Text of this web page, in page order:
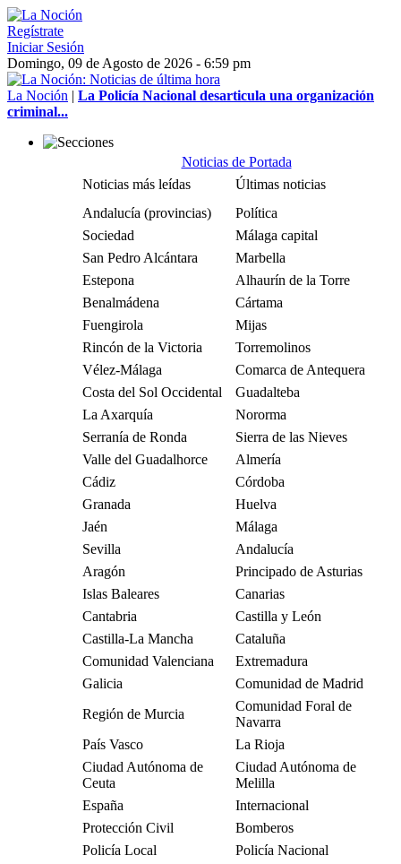
Regístrate
Iniciar Sesión
Domingo, 09 de Agosto de 2026 - 6:59 pm
La Noción | La Policía Nacional desarticula una organización
criminal...
Noticias de Portada
Noticias más leídas
Últimas noticias
Andalucía (provincias)
Política
Sociedad
Málaga capital
San Pedro Alcántara
Marbella
Estepona
Alhaurín de la Torre
Benalmádena
Cártama
Fuengirola
Mijas
Rincón de la Victoria
Torremolinos
Vélez-Málaga
Comarca de Antequera
Costa del Sol Occidental
Guadalteba
La Axarquía
Nororma
Serranía de Ronda
Sierra de las Nieves
Valle del Guadalhorce
Almería
Cádiz
Córdoba
Granada
Huelva
Jaén
Málaga
Sevilla
Andalucía
Aragón
Principado de Asturias
Islas Baleares
Canarias
Cantabria
Castilla y León
Castilla-La Mancha
Cataluña
Comunidad Valenciana
Extremadura
Galicia
Comunidad de Madrid
Región de Murcia
Comunidad Foral de
Navarra
País Vasco
La Rioja
Ciudad Autónoma de
Ceuta
Ciudad Autónoma de
Melilla
España
Internacional
Protección Civil
Bomberos
Policía Local
Policía Nacional